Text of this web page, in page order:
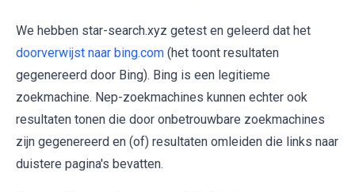
We hebben star-search.xyz getest en geleerd dat het
doorverwijst naar bing.com (het toont resultaten
gegenereerd door Bing). Bing is een legitieme
zoekmachine. Nep-zoekmachines kunnen echter ook
resultaten tonen die door onbetrouwbare zoekmachines
zijn gegenereerd en (of) resultaten omleiden die links naar
duistere pagina's bevatten.